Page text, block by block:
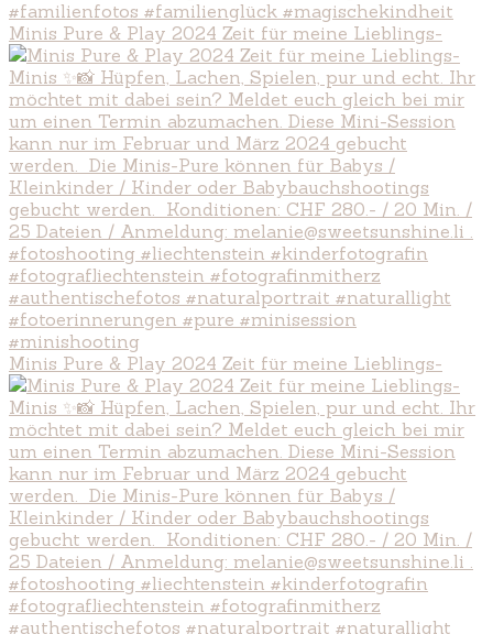
Minis Pure & Play 2024 Zeit für meine Lieblings-
Minis Pure & Play 2024 Zeit für meine Lieblings-